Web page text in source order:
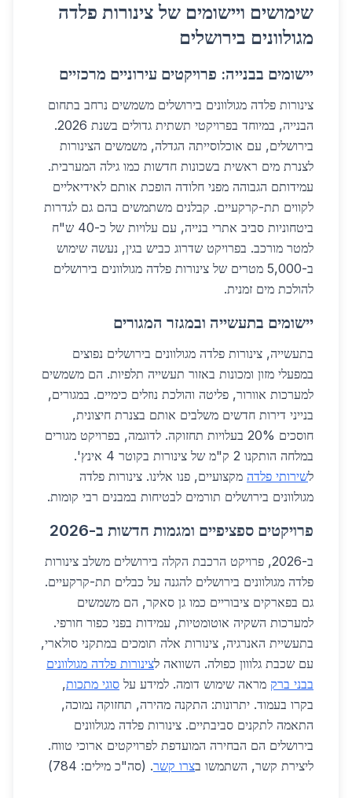
שימושים ויישומים של צינורות פלדה
מגולוונים בירושלים
יישומים בבנייה: פרויקטים עירוניים מרכזיים
צינורות פלדה מגולוונים בירושלים משמשים נרחב בתחום
הבנייה, במיוחד בפרויקטי תשתית גדולים בשנת 2026.
בירושלים, עם אוכלוסייתה הגדלה, משמשים הצינורות
לצנרת מים ראשית בשכונות חדשות כמו גילה המערבית.
עמידותם הגבוהה מפני חלודה הופכת אותם לאידיאליים
לקווים תת-קרקעיים. קבלנים משתמשים בהם גם לגדרות
ביטחוניות סביב אתרי בנייה, עם עלויות של כ-40 ש"ח
למטר מורכב. בפרויקט שדרוג כביש בגין, נעשה שימוש
ב-5,000 מטרים של צינורות פלדה מגולוונים בירושלים
להולכת מים זמנית.
יישומים בתעשייה ובמגזר המגורים
בתעשייה, צינורות פלדה מגולוונים בירושלים נפוצים
במפעלי מזון ומכונות באזור תעשייה תלפיות. הם משמשים
למערכות אוורור, פליטה והולכת נוזלים כימיים. במגורים,
בנייני דירות חדשים משלבים אותם בצנרת חיצונית,
חוסכים 20% בעלויות תחזוקה. לדוגמה, בפרויקט מגורים
במלחה הותקנו 2 ק"מ של צינורות בקוטר 4 אינץ'.
לשירותי פלדה מקצועיים, פנו אלינו. צינורות פלדה
מגולוונים בירושלים תורמים לבטיחות במבנים רבי קומות.
פרויקטים ספציפיים ומגמות חדשות ב-2026
ב-2026, פרויקט הרכבת הקלה בירושלים משלב צינורות
פלדה מגולוונים בירושלים להגנה על כבלים תת-קרקעיים.
גם בפארקים ציבוריים כמו גן סאקר, הם משמשים
למערכות השקיה אוטומטיות, עמידות בפני כפור חורפי.
בתעשיית האנרגיה, צינורות אלה תומכים במתקני סולארי,
עם שכבת גלווון כפולה. השוואה לצינורות פלדה מגולוונים
בבני ברק מראה שימוש דומה. למידע על סוגי מתכות,
בקרו בעמוד. יתרונות: התקנה מהירה, תחזוקה נמוכה,
התאמה לתקנים סביבתיים. צינורות פלדה מגולוונים
בירושלים הם הבחירה המועדפת לפרויקטים ארוכי טווח.
ליצירת קשר, השתמשו בצרו קשר. (סה"כ מילים: 784)